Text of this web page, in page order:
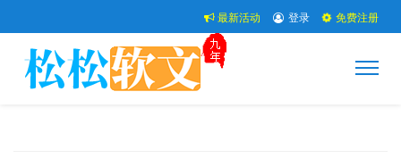
最新活动 登录 免费注册